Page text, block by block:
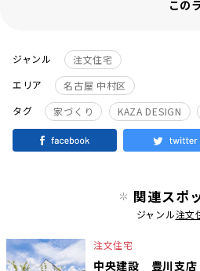
この
ジャンル
注文住宅
エリア
名古屋 中村区
タグ
家づくり KAZA DESIGN
関連スポ
ジャンル注文
注文住宅
中央建設 豊川支店